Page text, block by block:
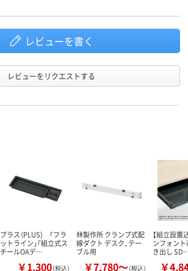
レビューを書く
レビューをリクエストする
プラス（PLUS) 「フラ
ットライン」「組立式ス
チールOAデ…
￥1,300（税込）
林製作所 クランプ式配
線ダクト デスク、テー
ブル用
￥7,780～（税込）
【組立設置
ンフォン
き出し
￥